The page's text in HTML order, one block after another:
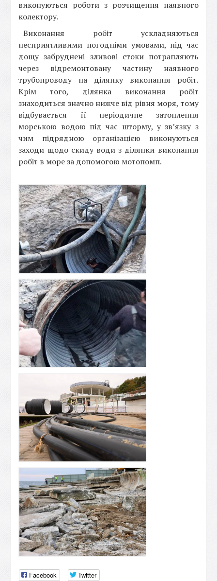
виконуються роботи з розчищення наявного
колектору.
Виконання робіт ускладняються
несприятливими погодніми умовами, під час
дощу забруднені зливові стоки потрапляють
через відремонтовану частину наявного
трубопроводу на ділянку виконання робіт.
Крім того, ділянка виконання робіт
знаходиться значно нижче від рівня моря, тому
відбувається її періодичне затоплення
морською водою під час шторму, у зв’язку з
чим підрядною організацією виконуються
заходи щодо скиду води з ділянки виконання
робіт в море за допомогою мотопомп.
Facebook Twitter